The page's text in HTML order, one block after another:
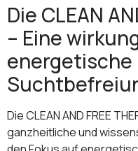
Die CLEAN
– Eine
Die CLEAN AND FREE
ganzheitliche und